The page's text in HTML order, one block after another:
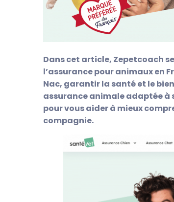
Dans cet article, Zepetcoach
l’assurance pour animaux en
Nac, garantir la santé et le
assurance animale adaptée à
pour vous aider à mieux
compagnie.